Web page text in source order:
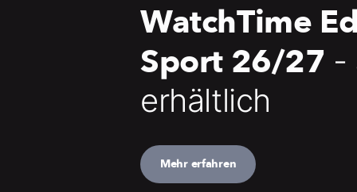
WatchTime
Sport 26/27 -
erhältlich
Mehr erfahren